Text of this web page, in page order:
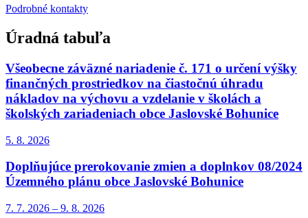
Podrobné kontakty
Úradná tabuľa
Všeobecne záväzné nariadenie č. 171 o určení výšky
finančných prostriedkov na čiastočnú úhradu
nákladov na výchovu a vzdelanie v školách a
školských zariadeniach obce Jaslovské Bohunice
5. 8. 2026
Doplňujúce prerokovanie zmien a doplnkov 08/2024
Územného plánu obce Jaslovské Bohunice
7. 7. 2026 – 9. 8. 2026